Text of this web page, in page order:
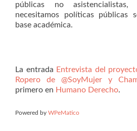
públicas no
necesitamos políticas públicas
base académica.
La entrada Entrevista del
Ropero de @SoyMujer y
primero en Humano Derecho.
Powered by WPeMatico